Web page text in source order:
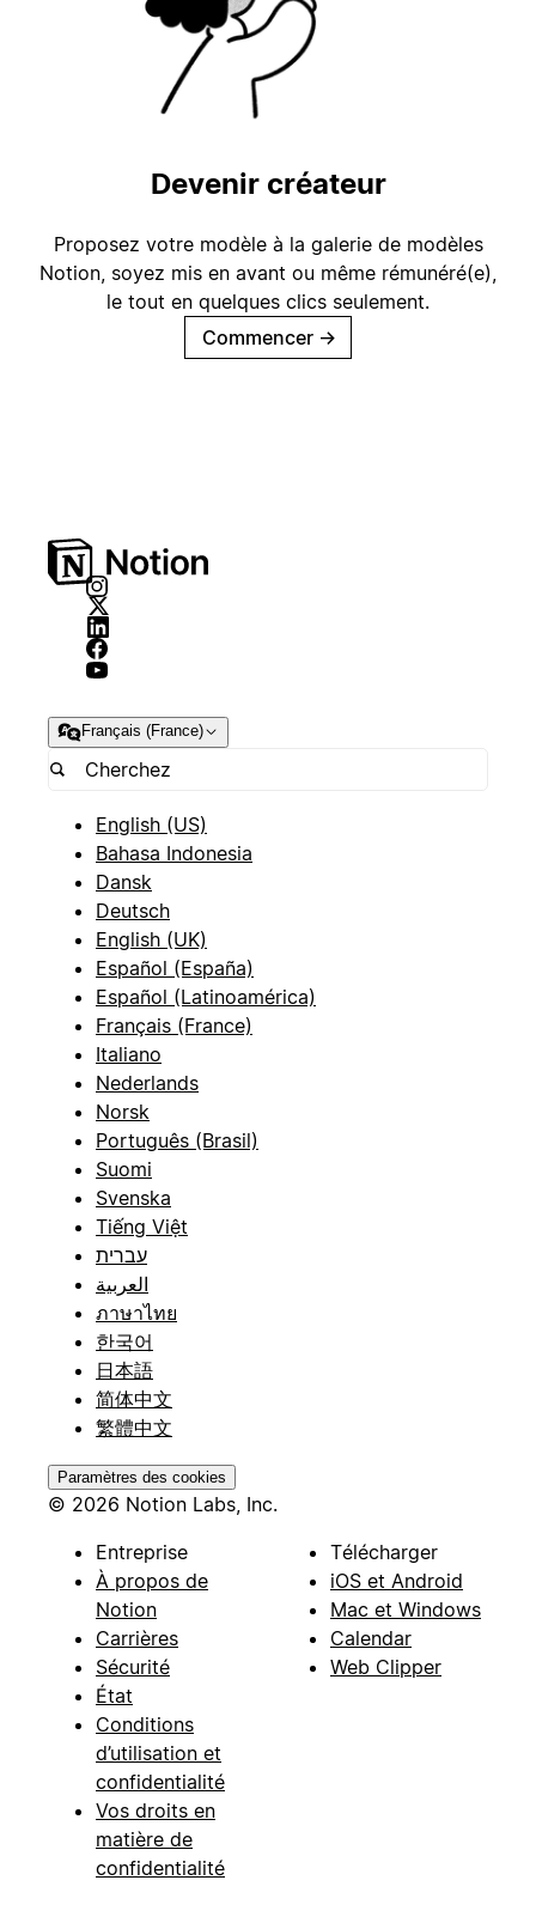
Devenir créateur
Proposez votre modèle à la galerie de modèles
Notion, soyez mis en avant ou même rémunéré(e),
le tout en quelques clics seulement.
Commencer →
Français (France)
English (US)
Bahasa Indonesia
Dansk
Deutsch
English (UK)
Español (España)
Español (Latinoamérica)
Français (France)
Italiano
Nederlands
Norsk
Português (Brasil)
Suomi
Svenska
Tiếng Việt
עברית
العربية
ภาษาไทย
한국어
日本語
简体中文
繁體中文
Paramètres des cookies
© 2026 Notion Labs, Inc.
Entreprise
À propos de
Notion
Carrières
Sécurité
État
Conditions
d’utilisation et
confidentialité
Vos droits en
matière de
confidentialité
Télécharger
iOS et Android
Mac et Windows
Calendar
Web Clipper